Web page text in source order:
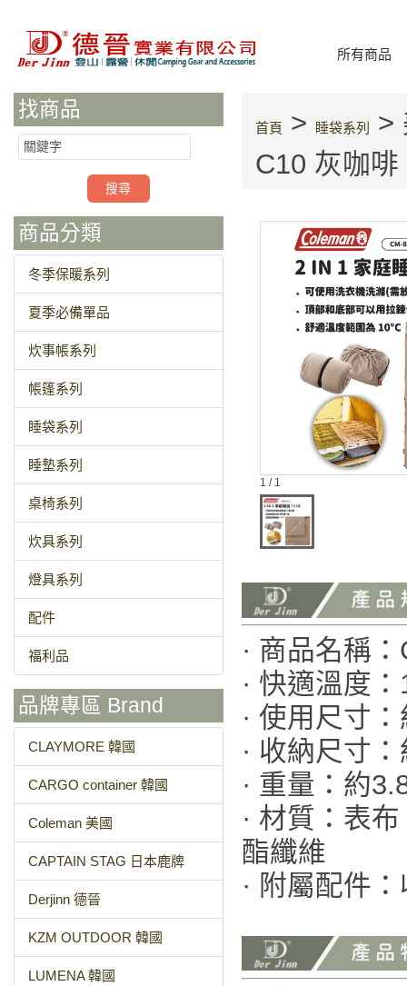
所有商品
找商品
商品分類
冬季保暖系列
夏季必備單品
炊事帳系列
帳篷系列
睡袋系列
睡墊系列
桌椅系列
炊具系列
燈具系列
配件
福利品
品牌專區 Brand
CLAYMORE 韓國
CARGO container 韓國
Coleman 美國
CAPTAIN STAG 日本鹿牌
Derjinn 德晉
KZM OUTDOOR 韓國
LUMENA 韓國
首頁 > 睡袋系列
>
C10 灰咖啡
1 / 1
· 商品名稱
· 快適溫度
· 使用尺寸
· 收納尺寸
· 重量：約
· 材質：表
酯纖維
· 附屬配件